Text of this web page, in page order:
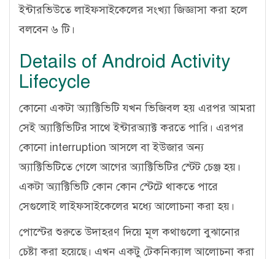
ইন্টারভিউতে লাইফসাইকেলের সংখ্যা জিজ্ঞাসা করা হলে
বলবেন ৬ টি।
Details of Android Activity
Lifecycle
কোনো একটা অ্যাক্টিভিটি যখন ভিজিবল হয় এরপর আমরা
সেই অ্যাক্টিভিটির সাথে ইন্টারঅ্যাক্ট করতে পারি। এরপর
কোনো interruption আসলে বা ইউজার অন্য
অ্যাক্টিভিটিতে গেলে আগের অ্যাক্টিভিটির স্টেট চেঞ্জ হয়।
একটা অ্যাক্টিভিটি কোন কোন স্টেটে থাকতে পারে
সেগুলোই লাইফসাইকেলের মধ্যে আলোচনা করা হয়।
পোস্টের শুরুতে উদাহরণ দিয়ে মূল কথাগুলো বুঝানোর
চেষ্টা করা হয়েছে। এখন একটু টেকনিক্যাল আলোচনা করা